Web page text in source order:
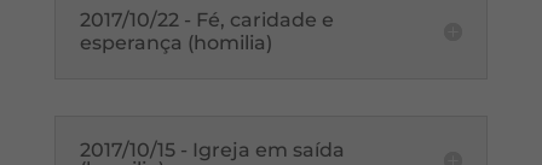
2017/10/22 - Fé, caridade e
esperança (homilia)
2017/10/15 - Igreja em saída